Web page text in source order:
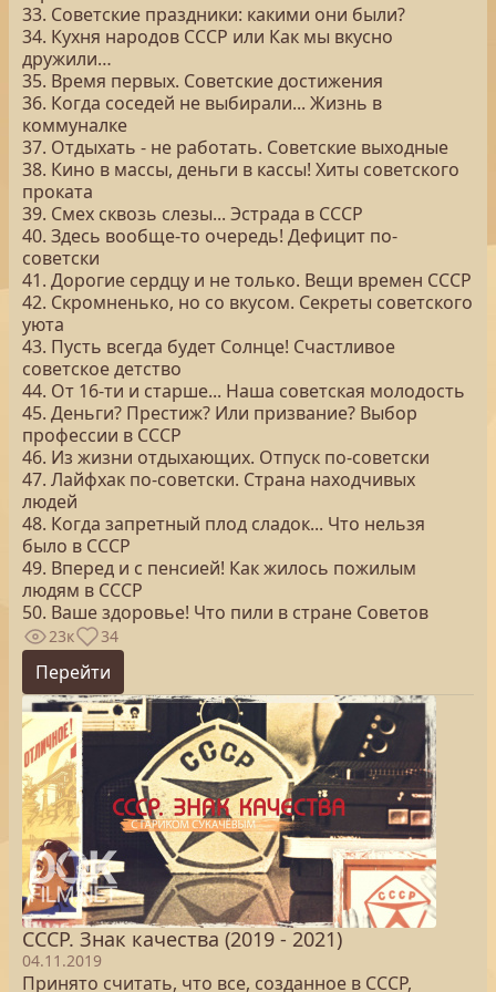
33. Советские праздники: какими они были?
34. Кухня народов СССР или Как мы вкусно
дружили…
35. Время первых. Советские достижения
36. Когда соседей не выбирали... Жизнь в
коммуналке
37. Отдыхать - не работать. Советские выходные
38. Кино в массы, деньги в кассы! Хиты советского
проката
39. Смех сквозь слезы... Эстрада в СССР
40. Здесь вообще-то очередь! Дефицит по-
советски
41. Дорогие сердцу и не только. Вещи времен СССР
42. Скромненько, но со вкусом. Секреты советского
уюта
43. Пусть всегда будет Солнце! Счастливое
советское детство
44. От 16-ти и старше... Наша советская молодость
45. Деньги? Престиж? Или призвание? Выбор
профессии в СССР
46. Из жизни отдыхающих. Отпуск по-советски
47. Лайфхак по-советски. Страна находчивых
людей
48. Когда запретный плод сладок... Что нельзя
было в СССР
49. Вперед и с пенсией! Как жилось пожилым
людям в СССР
50. Ваше здоровье! Что пили в стране Советов
23к 34
Перейти
СССР. Знак качества (2019 - 2021)
04.11.2019
Принято считать, что все, созданное в СССР,